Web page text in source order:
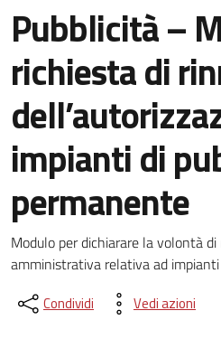
Pubblicità –
richiesta di
impianti di
permanente
Dettagli del
Modulo per dichiarare la volontà
amministrativa relativa ad
Condividi Vedi azioni